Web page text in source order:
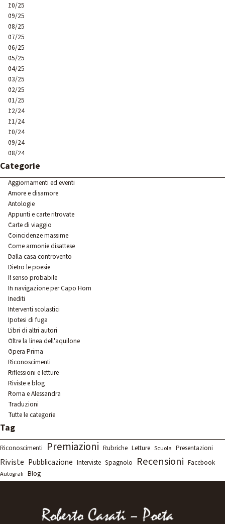
10/25
09/25
08/25
07/25
06/25
05/25
04/25
03/25
02/25
01/25
12/24
11/24
10/24
09/24
08/24
Salta blocco Categorie
Categorie
Aggiornamenti ed eventi
Amore e disamore
Antologie
Appunti e carte ritrovate
Carte di viaggio
Coincidenze massime
Come armonie disattese
Dalla casa controvento
Dietro le poesie
Il senso probabile
In navigazione per Capo Horn
Inediti
Interventi scolastici
Ipotesi di fuga
Libri di altri autori
Oltre la linea dell'aquilone
Opera Prima
Riconoscimenti
Riflessioni e letture
Riviste e blog
Roma e Alessandra
Traduzioni
Tutte le categorie
Salta blocco Tag
Tag
Riconoscimenti Premiazioni Rubriche Letture Scuola Presentazioni
Riviste Pubblicazione Interviste Spagnolo Recensioni Facebook
Autografi Blog